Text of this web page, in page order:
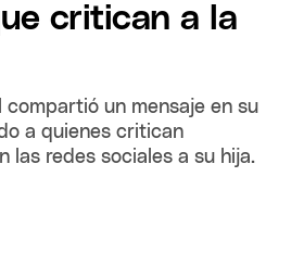
critican a la
compartió un mensaje en su
a quienes critican
las redes sociales a su hija.